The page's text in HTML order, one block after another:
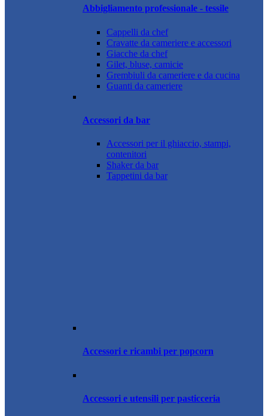
Abbigliamento professionale - tessile
Cappelli da chef
Cravatte da cameriere e accessori
Giacche da chef
Gilet, bluse, camicie
Grembiuli da cameriere e da cucina
Guanti da cameriere
Accessori da bar
Accessori per il ghiaccio, stampi,
contenitori
Shaker da bar
Tappetini da bar
Accessori e ricambi per popcorn
Accessori e utensili per pasticceria